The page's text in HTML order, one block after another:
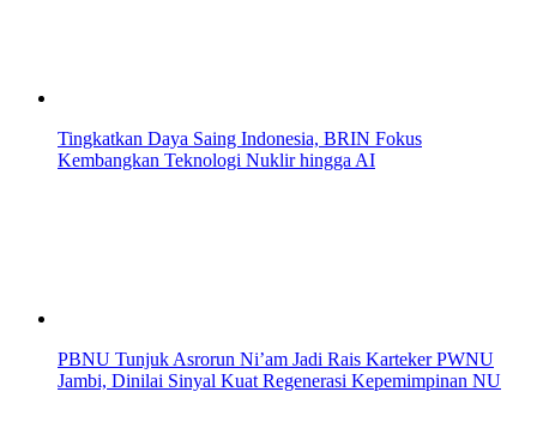
Tingkatkan Daya Saing Indonesia, BRIN Fokus
Kembangkan Teknologi Nuklir hingga AI
PBNU Tunjuk Asrorun Ni’am Jadi Rais Karteker PWNU
Jambi, Dinilai Sinyal Kuat Regenerasi Kepemimpinan NU